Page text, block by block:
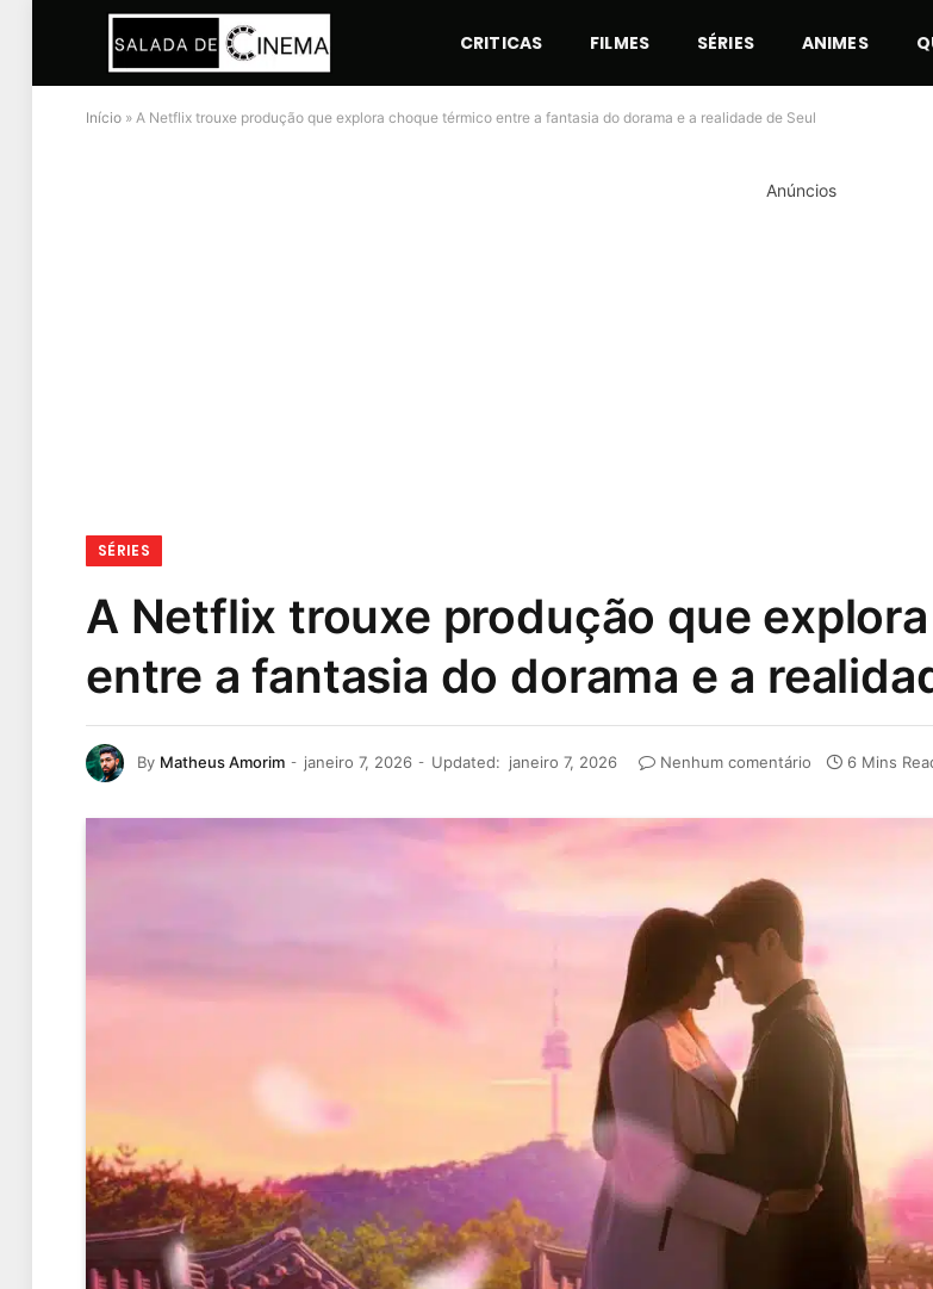
CRITICAS FILMES SÉRIES ANIMES
Início » A Netflix trouxe produção que explora choque térmico entre a fantasia do dorama e a realidade de Seul
Anúncios
SÉRIES
A Netflix trouxe produção que
entre a fantasia do dorama e a
By Matheus Amorim janeiro 7, 2026 Updated: janeiro 7, 2026 Nenhum comentário 6 Mins